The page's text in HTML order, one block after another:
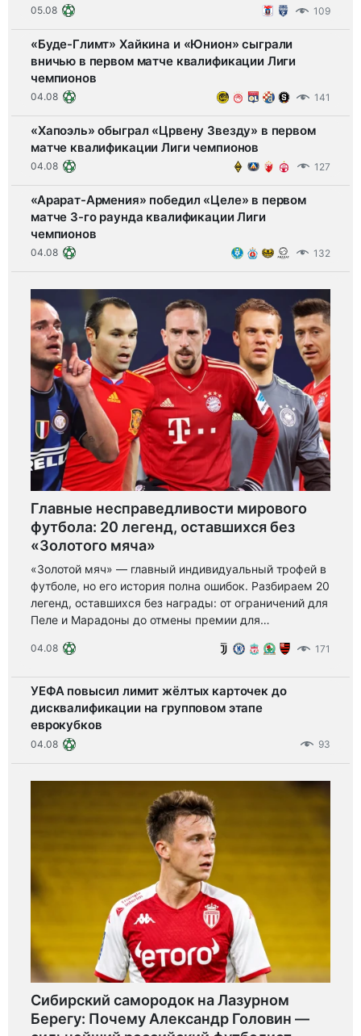
05.08 109
«Буде-Глимт» Хайкина и «Юнион» сыграли
вничью в первом матче квалификации Лиги
чемпионов
04.08 141
«Хапоэль» обыграл «Црвену Звезду» в первом
матче квалификации Лиги чемпионов
04.08 127
«Арарат-Армения» победил «Целе» в первом
матче 3-го раунда квалификации Лиги
чемпионов
04.08 132
Главные несправедливости мирового
футбола: 20 легенд, оставшихся без
«Золотого мяча»
«Золотой мяч» — главный индивидуальный трофей в
футболе, но его история полна ошибок. Разбираем 20
легенд, оставшихся без награды: от ограничений для
Пеле и Марадоны до отмены премии для
Роналду.
04.08 171
УЕФА повысил лимит жёлтых карточек до
дисквалификации на групповом этапе
еврокубков
04.08 93
Сибирский самородок на Лазурном
Берегу: Почему Александр Головин —